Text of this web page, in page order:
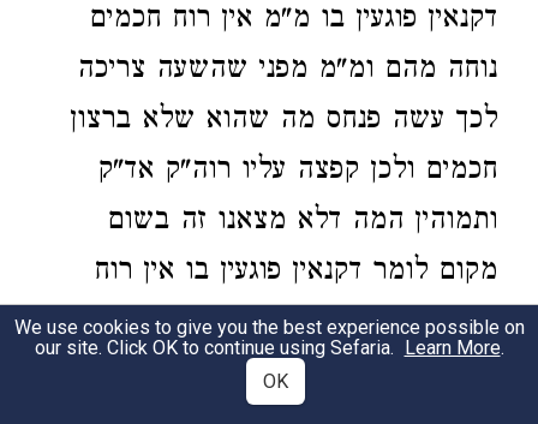
דקנאין פוגעין בו מ"מ אין רוח חכמים
נוחה מהם ומ"מ מפני שהשעה צריכה
לכך עשה פנחס מה שהוא שלא ברצון
חכמים ולכן קפצה עליו רוה"ק אד"ק
ותמוהין המה דלא מצאנו זה בשום
מקום לומר דקנאין פוגעין בו אין רוח
חכמים נוחה מהם ומה שנלענ"ד בזה
דהנה בספרי מבואר דכאשר ראה פנחס
We use cookies to give you the best experience possible on
our site. Click OK to continue using Sefaria. Learn More.
OK